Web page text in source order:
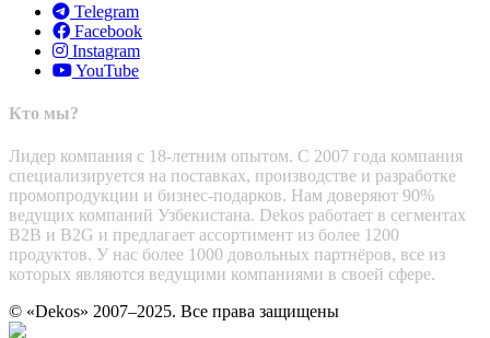
Telegram
Facebook
Instagram
YouTube
Кто мы?
Лидер компания с 18-летним опытом. С 2007 года компания
специализируется на поставках, производстве и разработке
промопродукции и бизнес-подарков. Нам доверяют 90%
ведущих компаний Узбекистана. Dekos работает в сегментах
B2B и B2G и предлагает ассортимент из более 1200
продуктов. У нас более 1000 довольных партнёров, все из
которых являются ведущими компаниями в своей сфере.
© «Dekos» 2007–2025. Все права защищены